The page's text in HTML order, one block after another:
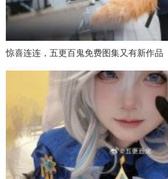
惊喜连连，五更百鬼免费图集又有新作品